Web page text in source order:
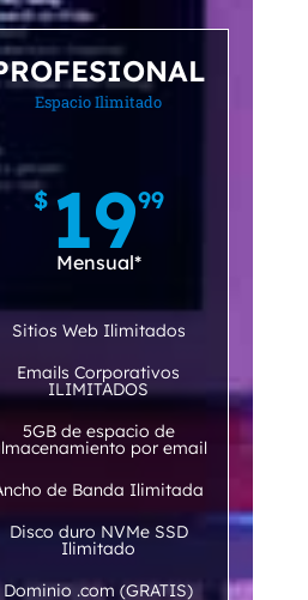
Espacio Ilimitado
$ 1999
Mensual*
Sitios Web Ilimitados
Emails Corporativos
ILIMITADOS
5GB de espacio de
por email
de Banda Ilimitada
Disco duro NVMe SSD
Ilimitado
Dominio .com (GRATIS)